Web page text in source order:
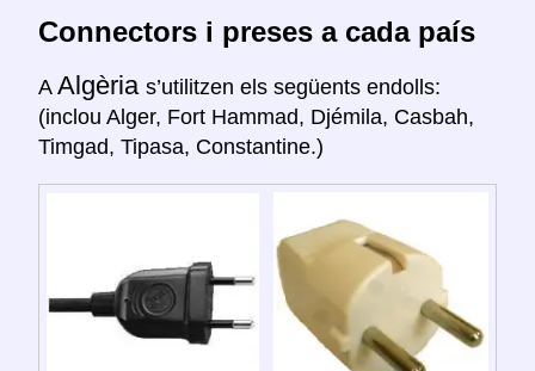
Connectors i preses a cada país
A Algèria s’utilitzen els següents endolls:
(inclou Alger, Fort Hammad, Djémila, Casbah,
Timgad, Tipasa, Constantine.)